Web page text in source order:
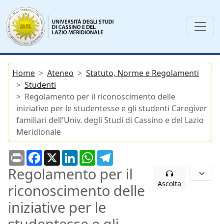
Home Ateneo
Statuto, Norme e Regolamenti
Studenti
Regolamento per il riconoscimento delle
iniziative per le studentesse e gli studenti Caregiver
familiari dell'Univ. degli Studi di Cassino e del Lazio
Meridionale
PrintFacebook
X LinkedInWhatsApp
Regolamento per il
riconoscimento delle
iniziative per le
Ascolta